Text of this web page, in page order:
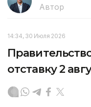
Автор
14:34, 30 Июля 2026
отставку 2